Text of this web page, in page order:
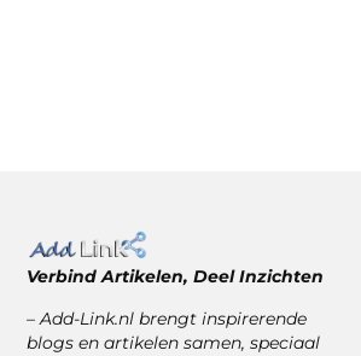
Verbind Artikelen, Deel Inzichten
– Add-Link.nl brengt inspirerende
blogs en artikelen samen, speciaal